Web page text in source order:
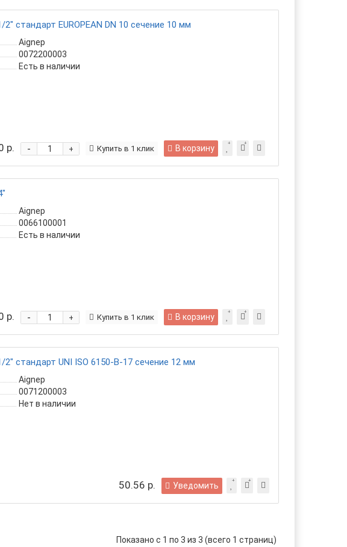
стандарт EUROPEAN DN 10 сечение 10 мм
Aignep
0072200003
Есть в наличии
р. +
- В корзину
Купить в 1 клик
Aignep
0066100001
Есть в наличии
р. +
- В корзину
Купить в 1 клик
стандарт UNI ISO 6150-B-17 сечение 12 мм
Aignep
0071200003
Нет в наличии
50.56 р. Уведомить
Показано с 1 по 3 из 3 (всего 1 страниц)